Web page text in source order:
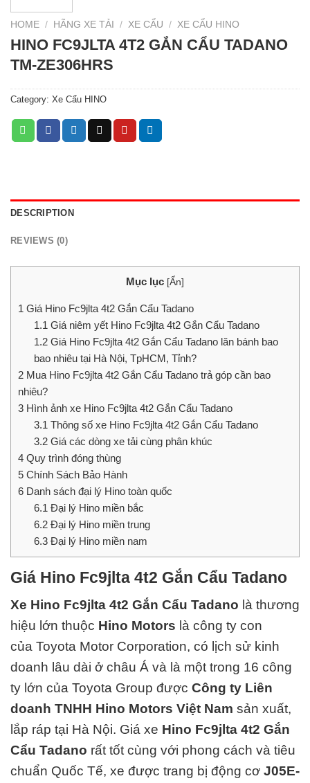
HOME / HÃNG XE TẢI / XE CẨU / XE CẨU HINO
HINO FC9JLTA 4T2 GẮN CẨU TADANO
TM-ZE306HRS
Category: Xe Cẩu HINO
DESCRIPTION
REVIEWS (0)
Mục lục [Ẩn]
1 Giá Hino Fc9jlta 4t2 Gắn Cẩu Tadano
1.1Giá niêm yết Hino Fc9jlta 4t2 Gắn Cẩu Tadano
1.2Giá Hino Fc9jlta 4t2 Gắn Cẩu Tadano lăn bánh bao
bao nhiêu tại Hà Nội, TpHCM, Tỉnh?
2 Mua Hino Fc9jlta 4t2 Gắn Cẩu Tadano trả góp cần bao
nhiêu?
3 Hình ảnh xe Hino Fc9jlta 4t2 Gắn Cẩu Tadano
3.1Thông số xe Hino Fc9jlta 4t2 Gắn Cẩu Tadano
3.2Giá các dòng xe tải cùng phân khúc
4 Quy trình đóng thùng
5 Chính Sách Bảo Hành
6 Danh sách đại lý Hino toàn quốc
6.1Đại lý Hino miền bắc
6.2Đại lý Hino miền trung
6.3Đại lý Hino miền nam
Giá Hino Fc9jlta 4t2 Gắn Cẩu Tadano
Xe Hino Fc9jlta 4t2 Gắn Cẩu Tadano là thương
hiệu lớn thuộc Hino Motors là công ty con
của Toyota Motor Corporation, có lịch sử kinh
doanh lâu dài ở châu Á và là một trong 16 công
ty lớn của Toyota Group được Công ty Liên
doanh TNHH Hino Motors Việt Nam sản xuất,
lắp ráp tại Hà Nội. Giá xe Hino Fc9jlta 4t2 Gắn
Cẩu Tadano rất tốt cùng với phong cách và tiêu
chuẩn Quốc Tế, xe được trang bị động cơ J05E-